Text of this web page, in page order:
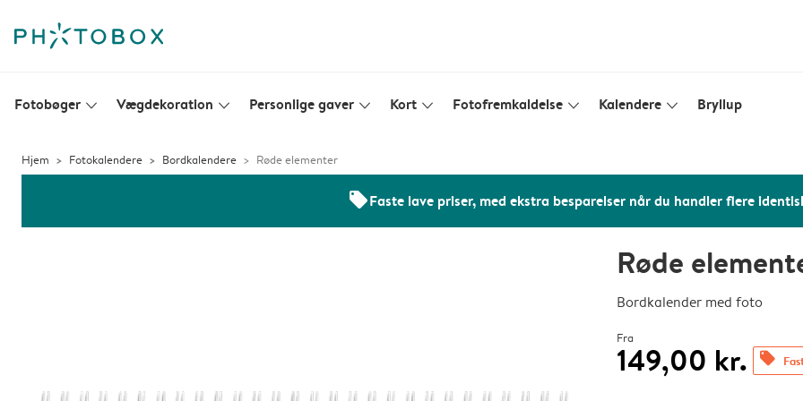
Fotobøger slim_arrow_down Vægdekoration slim_arrow_down Personlige gaver slim_arrow_down Kort slim_arrow_down Fotofremkaldelse slim_arrow_down Kalendere slim_arrow_down Bryllup
Hjem Fotokalendere Bordkalendere Røde elementer
offersFaste lave priser, med ekstra besparelser når du handler flere
Røde
Bordkalender med foto
Fra
149,00 kr. offers